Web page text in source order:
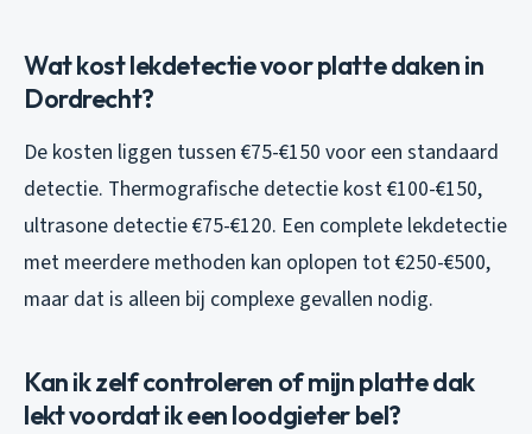
Wat kost lekdetectie voor platte daken in
Dordrecht?
De kosten liggen tussen €75-€150 voor een standaard
detectie. Thermografische detectie kost €100-€150,
ultrasone detectie €75-€120. Een complete lekdetectie
met meerdere methoden kan oplopen tot €250-€500,
maar dat is alleen bij complexe gevallen nodig.
Kan ik zelf controleren of mijn platte dak
lekt voordat ik een loodgieter bel?